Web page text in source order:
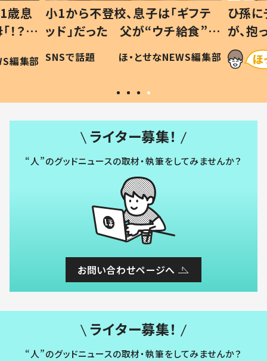
歳息
？」
編集部
小1から不登校、息子は「ギフテ
ッド」だった 父が“ウチ給食”を
作り続ける理由とは #令和の親
#令和の子
SNSで話題 ほ・とせなNEWS編集部
ひ孫
が、
「涙が
い」
ライター募集！
“人”のグッドニュースの取材・執筆をしてみませんか？
お問い合わせページへ
ライター募集！
“人”のグッドニュースの取材・執筆をしてみませんか？